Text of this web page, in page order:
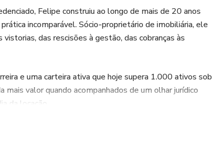
Felipe construiu ao longo de mais de 20 anos
incomparável. Sócio-proprietário de imobiliária, ele
das rescisões à gestão, das cobranças às
e uma carteira ativa que hoje supera 1.000 ativos sob
valor quando acompanhados de um olhar jurídico
da locação.